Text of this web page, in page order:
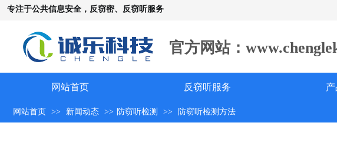
专注于公共信息安全，反窃密、反窃听服务
官方网站：
网站首页 反窃听服务
网站首页 >> 新闻动态 >> 防窃听检测 >> 防窃听检测方法
怀疑自己被窃听该怎么办？